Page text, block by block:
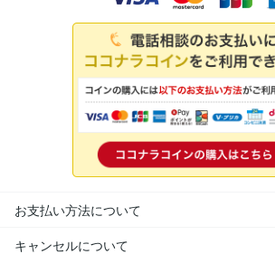
お支払い方法について
キャンセルについて